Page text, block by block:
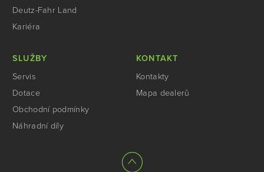
Deutz-Fahr Land
Kariéra
SLUŽBY
Servis
Dotace
Obchodní podmínky
Náhradní díly
KONTAKT
Kontakty
Mapa dealerů